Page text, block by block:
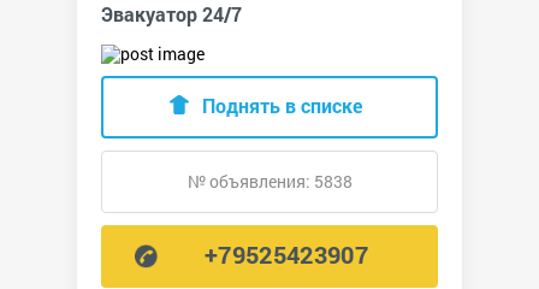
Эвакуатор 24/7
Поднять в списке
№ объявления: 5838
+79525423907